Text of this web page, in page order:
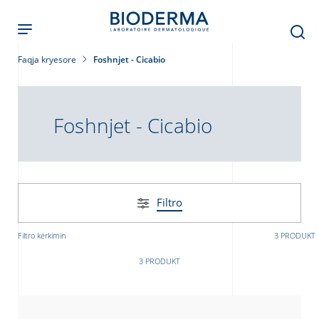
content
Faqja kryesore Foshnjet - Cicabio
Foshnjet - Cicabio
Filtro
Filtro kërkimin 3 PRODUKT
3 PRODUKT